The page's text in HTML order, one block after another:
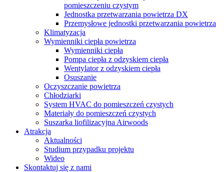
pomieszczeniu czystym
Jednostka przetwarzania powietrza DX
Przemysłowe jednostki przetwarzania powietrza
Klimatyzacja
Wymienniki ciepła powietrza
Wymienniki ciepła
Pompa ciepła z odzyskiem ciepła
Wentylator z odzyskiem ciepła
Osuszanie
Oczyszczanie powietrza
Chłodziarki
System HVAC do pomieszczeń czystych
Materiały do ​​pomieszczeń czystych
Suszarka liofilizacyjna Airwoods
Atrakcja
Aktualności
Studium przypadku projektu
Wideo
Skontaktuj się z nami